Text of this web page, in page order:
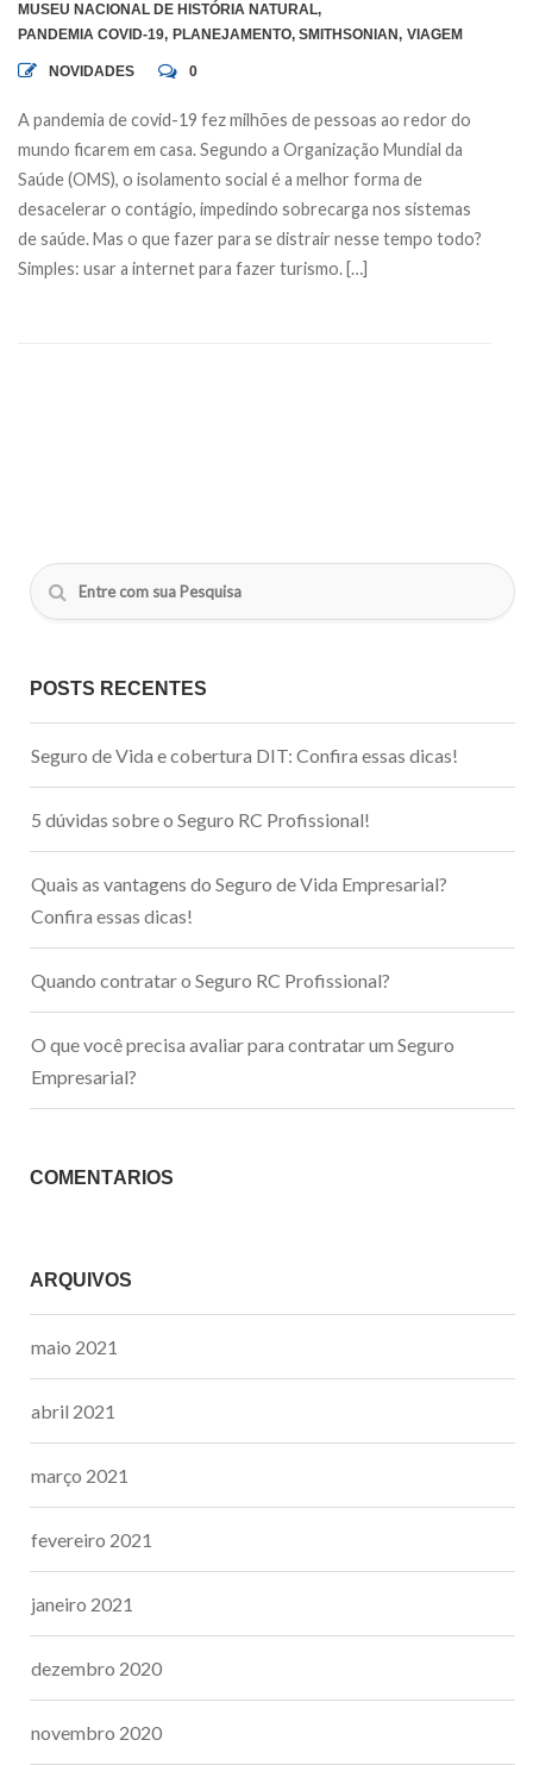
MUSEU NACIONAL DE HISTÓRIA NATURAL,
PANDEMIA COVID-19, PLANEJAMENTO, SMITHSONIAN, VIAGEM
NOVIDADES 0
A pandemia de covid-19 fez milhões de pessoas ao redor do
mundo ficarem em casa. Segundo a Organização Mundial da
Saúde (OMS), o isolamento social é a melhor forma de
desacelerar o contágio, impedindo sobrecarga nos sistemas
de saúde. Mas o que fazer para se distrair nesse tempo todo?
Simples: usar a internet para fazer turismo. […]
POSTS RECENTES
Seguro de Vida e cobertura DIT: Confira essas dicas!
5 dúvidas sobre o Seguro RC Profissional!
Quais as vantagens do Seguro de Vida Empresarial?
Confira essas dicas!
Quando contratar o Seguro RC Profissional?
O que você precisa avaliar para contratar um Seguro
Empresarial?
COMENTÁRIOS
ARQUIVOS
maio 2021
abril 2021
março 2021
fevereiro 2021
janeiro 2021
dezembro 2020
novembro 2020